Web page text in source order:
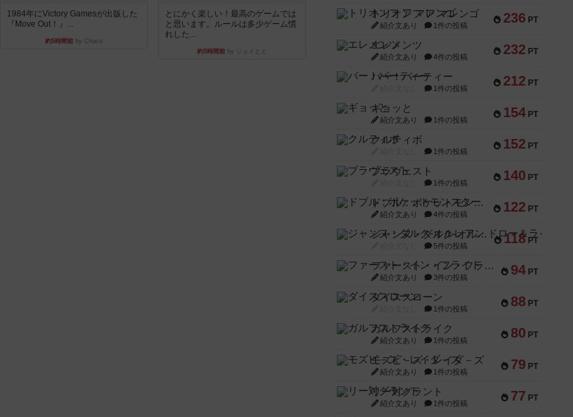
1984年にVictory Gamesが出版した
『Move Out！』...
約5時間前 by Chaco
とにかく楽しい！最高のゲームでは
と思います。ルールは多少ゲーム慣
れした...
約5時間前 by ジェイとと
236 PT
トリオンフ ア マレンゴ
紹介文あり 1件の投稿
232 PT
エレメンツ
紹介文あり 4件の投稿
212 PT
バー！パーティー
1件の投稿
154 PT
ギョッと
紹介文あり 1件の投稿
152 PT
クルティボ
1件の投稿
140 PT
ブラヴェスト
1件の投稿
122 PT
ドブル：ポケットモンスター
紹介文あり 4件の投稿
118 PT
ジャンヌ・ダルク-オルレアン ドロー＆ライト
5件の投稿
94 PT
ファースト・イン・フライト
紹介文あり 3件の投稿
88 PT
ダイススローン
1件の投稿
80 PT
ガルフストライク
紹介文あり 1件の投稿
79 PT
モズビ－ズ・レイダ－ズ
紹介文あり 1件の投稿
77 PT
リー対グラント
紹介文あり 1件の投稿